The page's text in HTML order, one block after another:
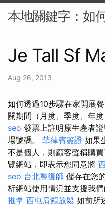
本地關鍵字：如
Je Tall Sf
Aug 26, 2013
如何透過10步驟在家開展
關期間（月度、季度、年
seo 發票上註明原生產者
場號碼。 菲律賓簽證 如果
不是個人，則顧客聲稱購買
覽網站，即表示您同意將
seo 台北整復師 儲存在您
析網站使用情況並支援我
推拿 西屯肩頸放鬆 如前所